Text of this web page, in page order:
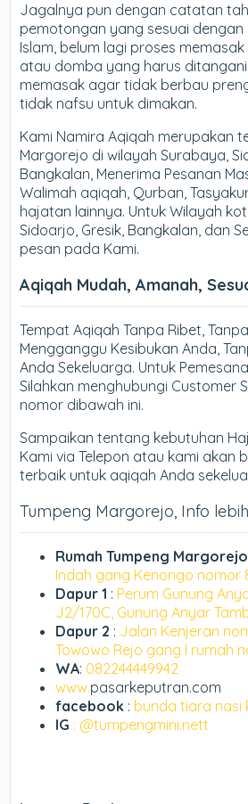
Jagalnya pun dengan catatan
pemotongan yang sesuai
Islam, belum lagi proses
atau domba yang harus
memasak agar tidak berbau
tidak nafsu untuk dimakan.
Kami Namira Aqiqah merupakan
Margorejo di wilayah Surabaya,
Bangkalan, Menerima Pesanan
Walimah aqiqah, Qurban,
hajatan lainnya. Untuk Wilayah
Sidoarjo, Gresik, Bangkalan, dan
pesan pada Kami.
Aqiqah Mudah, Amanah,
Tempat Aqiqah Tanpa Ribet,
Mengganggu Kesibukan Anda,
Anda Sekeluarga. Untuk
Silahkan menghubungi Customer
nomor dibawah ini.
Sampaikan tentang kebutuhan
Kami via Telepon atau kami akan
terbaik untuk aqiqah Anda
Tumpeng Margorejo, Info
Rumah Tumpeng Margorejo
Indah gang Kenongo nomor
Dapur 1 : Perum Gunung
J2/170C, Gunung Anyar
Dapur 2 : Jalan Kenjeran
Towowo Rejo gang I rumah
WA: 082244449942
www.pasarkeputran.com
facebook : bunda tiara nasi
IG : @tumpengmini.nett